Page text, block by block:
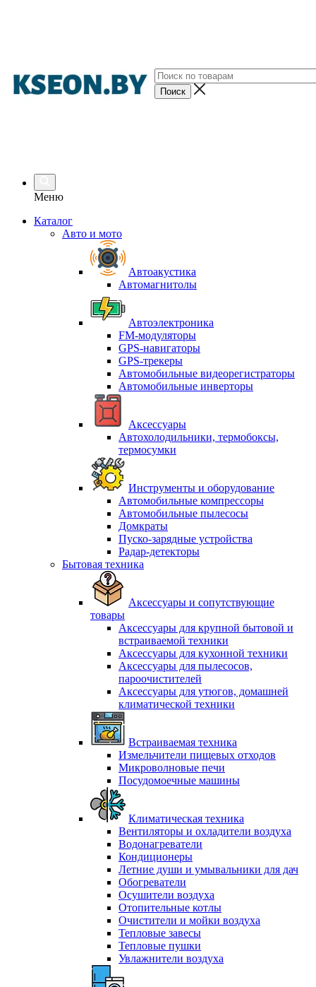
Меню
Каталог
Авто и мото
Автоакустика
Автомагнитолы
Автоэлектроника
FM-модуляторы
GPS-навигаторы
GPS-трекеры
Автомобильные видеорегистраторы
Автомобильные инверторы
Аксессуары
Автохолодильники, термобоксы,
термосумки
Инструменты и оборудование
Автомобильные компрессоры
Автомобильные пылесосы
Домкраты
Пуско-зарядные устройства
Радар-детекторы
Бытовая техника
Аксессуары и сопутствующие
товары
Аксессуары для крупной бытовой и
встраиваемой техники
Аксессуары для кухонной техники
Аксессуары для пылесосов,
пароочистителей
Аксессуары для утюгов, домашней
климатической техники
Встраиваемая техника
Измельчители пищевых отходов
Микроволновые печи
Посудомоечные машины
Климатическая техника
Вентиляторы и охладители воздуха
Водонагреватели
Кондиционеры
Летние души и умывальники для дач
Обогреватели
Осушители воздуха
Отопительные котлы
Очистители и мойки воздуха
Тепловые завесы
Тепловые пушки
Увлажнители воздуха